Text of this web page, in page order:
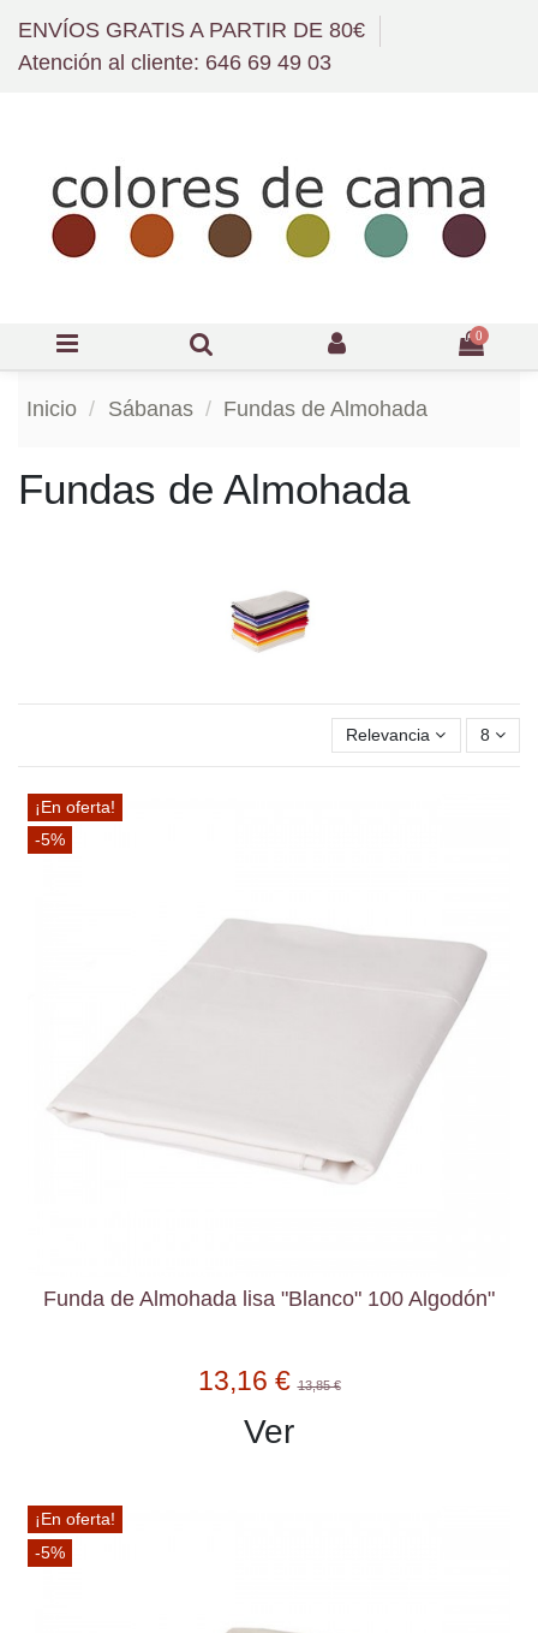
ENVÍOS GRATIS A PARTIR DE 80€
Atención al cliente: 646 69 49 03
0
Inicio Sábanas Fundas de Almohada
Fundas de Almohada
Relevancia 8
¡En oferta!
-5%
Funda de Almohada lisa "Blanco" 100 Algodón"
13,16 €13,85 €
Ver
¡En oferta!
-5%